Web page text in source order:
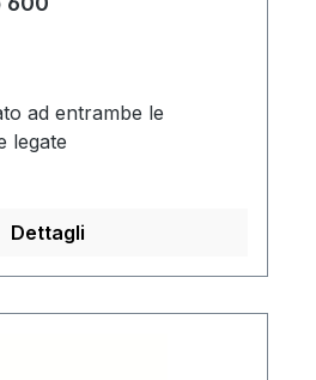
ad entrambe le
legate
Dettagli